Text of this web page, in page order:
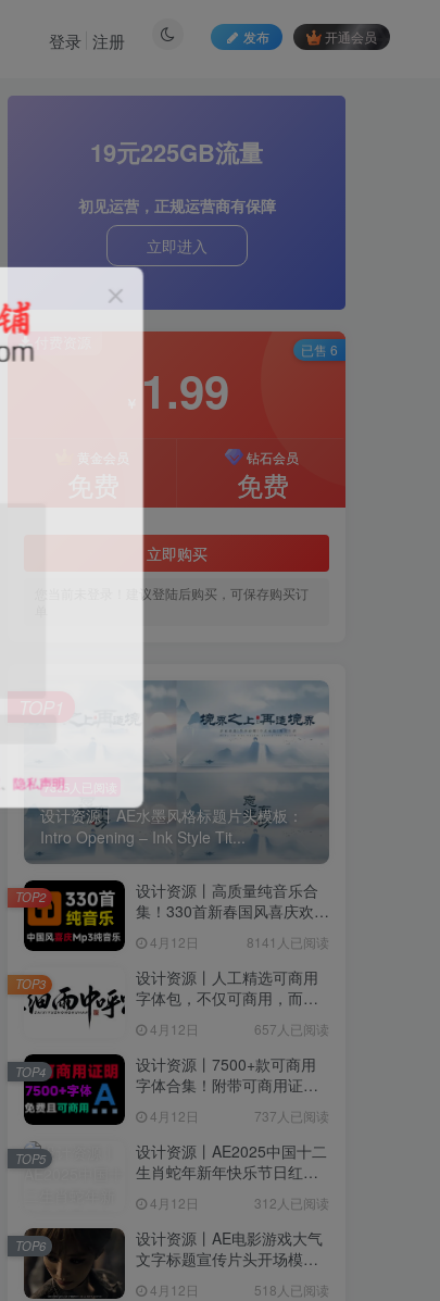
发布 开通会员
登录 注册
19元225GB流量
初见运营，正规运营商有保障
立即进入
1.99
钻石会员
免费
立即购买
您当前未登录！建议登陆后购买，可保存购买订
已售 6
7305人已阅读
设计资源丨AE水墨风格标题片头模板：
Intro Opening – Ink Style Tit...
TOP1
设计资源丨高质量纯音乐合
集！330首新春国风喜庆欢庆
MP3格式
4月12日 8141人已阅读
TOP2
设计资源丨人工精选可商用
字体包，不仅可商用，而且
4月12日 657人已阅读
TOP3
设计资源丨7500+款可商用
字体合集！附带可商用证明
使用4月12日 737人已阅读
TOP4
设计资源丨AE2025中国十二
生肖蛇年新年快乐节日红色
4月12日 312人已阅读
TOP5
设计资源丨AE电影游戏大气
文字标题宣传片头开场模版
Epic Cinematic Titles Trailer
4月12日 518人已阅读
TOP6
、隐私声明